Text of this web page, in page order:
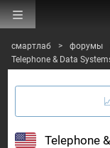
смартлаб > форумы
Telephone & Data
Telephone